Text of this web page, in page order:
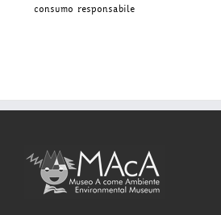
consumo responsabile